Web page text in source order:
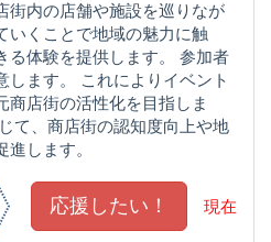
街内の店舗や施設を巡りなが
いくことで地域の魅力に触
る体験を提供します。 参加者
します。 これによりイベント
商店街の活性化を目指しま
て、商店街の認知度向上や地
します。
現在